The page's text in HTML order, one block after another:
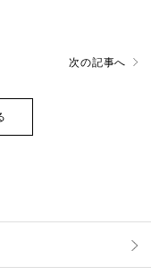
次の記事へ